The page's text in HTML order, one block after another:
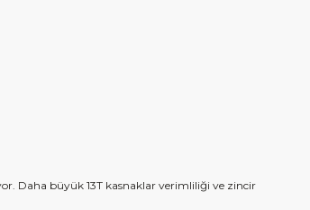
Daha büyük 13T kasnaklar verimliliği ve zincir